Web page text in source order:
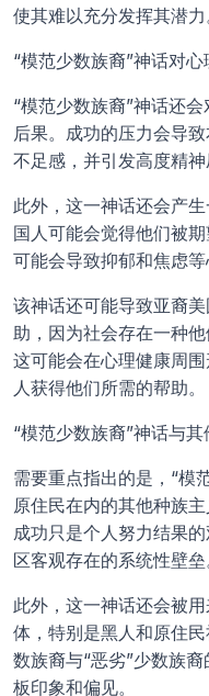
使其难以充分发挥其潜力
“模范少数族裔”神话对
“模范少数族裔”神话还
后果。成功的压力会导
不足感，并引发高度精神
此外，这一神话还会产
国人可能会觉得他们被
可能会导致抑郁和焦虑等
该神话还可能导致亚裔
助，因为社会存在一种他
这可能会在心理健康周
人获得他们所需的帮助。
“模范少数族裔”神话与
需要重点指出的是，“模
原住民在内的其他种族
成功只是个人努力结果
区客观存在的系统性壁垒
此外，这一神话还会被
体，特别是黑人和原住
数族裔与“恶劣”少数族
板印象和偏见。